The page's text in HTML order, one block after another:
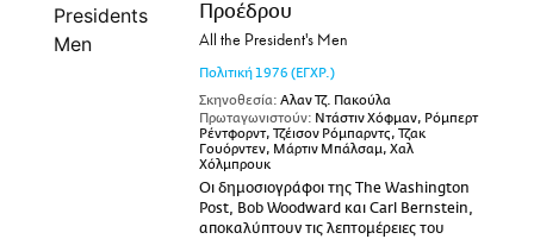
Προέδρου
All the President's Men
Πολιτική1976 (ΕΓΧΡ.)
Σκηνοθεσία: Αλαν Τζ. Πακούλα
Πρωταγωνιστούν: Ντάστιν Χόφμαν, Ρόμπερτ
Ρέντφορντ, Τζέισον Ρόμπαρντς, Τζακ
Γουόρντεν, Μάρτιν Μπάλσαμ, Χαλ
Χόλμπρουκ
Οι δημοσιογράφοι της The Washington
Post, Bob Woodward και Carl Bernstein,
αποκαλύπτουν τις λεπτομέρειες του